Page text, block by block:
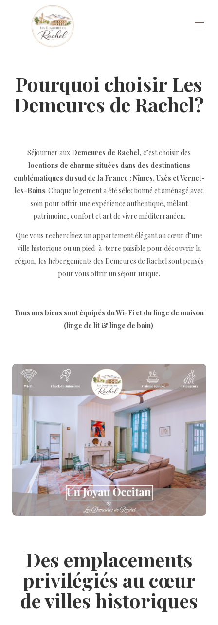
L'expérience
Nous choisir
Guide Local
Nos demeures
▾
Pourquoi choisir Les
Demeures de Rachel?
Séjourner aux Demeures de Rachel, c’est choisir des
locations de charme situées dans des destinations
emblématiques du sud de la France : Nîmes, Uzès et Vernet-
les-Bains. Chaque logement a été sélectionné et aménagé avec
soin pour offrir une expérience authentique, mêlant
patrimoine, confort et art de vivre méditerranéen.
Que vous recherchiez un appartement élégant au cœur d’une
ville historique ou un pied-à-terre paisible pour découvrir la
région, les hébergements des Demeures de Rachel sont pensés
pour vous offrir un séjour unique.
Tous nos biens sont équipés du Wi-Fi et du linge de maison
(linge de lit & linge de bain)
Des emplacements
privilégiés au cœur
de villes historiques